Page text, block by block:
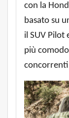
con la
basato su
il SUV Pilot
più